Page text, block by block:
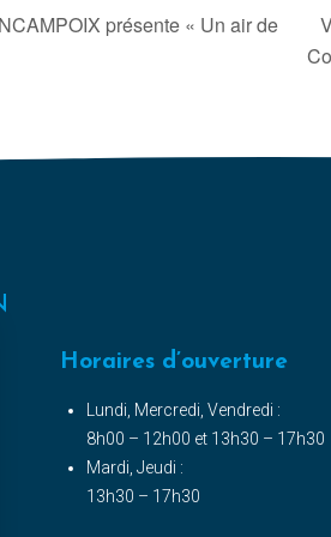
présente « Un air de
Horaires d’ouverture
Lundi, Mercredi, Vendredi :
8h00 – 12h00 et 13h30 – 17h30
Mardi, Jeudi :
13h30 – 17h30